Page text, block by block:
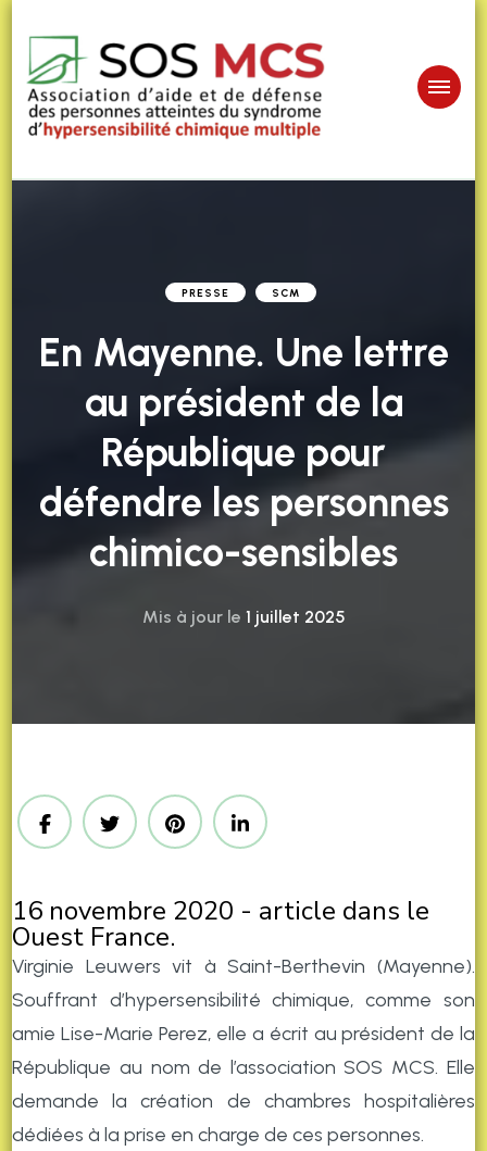
PRESSE SCM
En Mayenne. Une lettre
au président de la
République pour
défendre les personnes
chimico-sensibles
Mis à jour le 1 juillet 2025
16 novembre 2020 - article dans le
Ouest France.
Virginie Leuwers vit à Saint-Berthevin (Mayenne).
Souffrant d’hypersensibilité chimique, comme son
amie Lise-Marie Perez, elle a écrit au président de la
République au nom de l’association SOS MCS. Elle
demande la création de chambres hospitalières
dédiées à la prise en charge de ces personnes.